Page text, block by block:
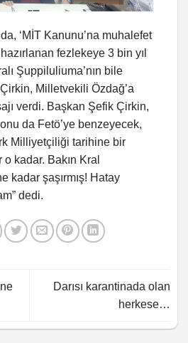
‘MİT Kanunu’na muhalefet
fezlekeye 3 bin yıl
Şuppiluliuma’nın bile
Çirkin, Milletvekili Özdağ’a
verdi. Başkan Şefik Çirkin,
da Fetö’ye benzeyecek,
Milliyetçiliği tarihine bir
kadar. Bakın Kral
kadar şaşırmış! Hatay
dedi.
Darısı karantinada olan
herkese…